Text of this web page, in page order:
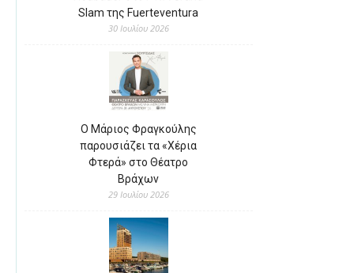
Slam της Fuerteventura
30 Ιουλίου 2026
Ο Μάριος Φραγκούλης
παρουσιάζει τα «Χέρια
Φτερά» στο Θέατρο
Βράχων
29 Ιουλίου 2026